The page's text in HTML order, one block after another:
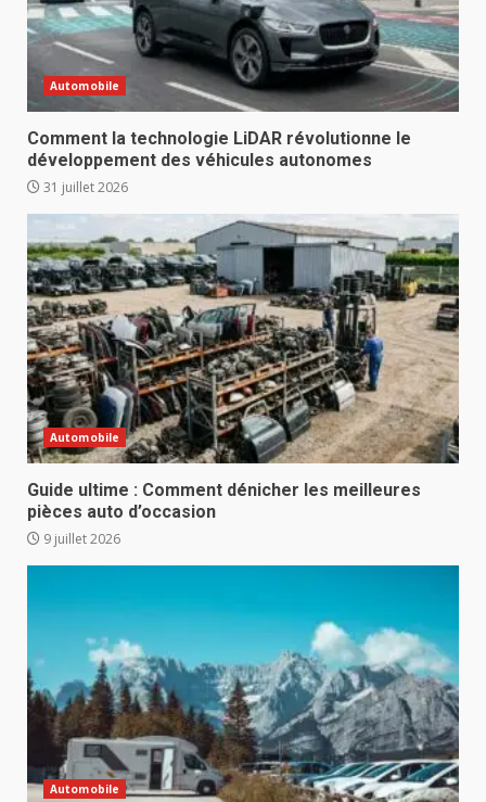
Automobile
Comment la technologie LiDAR révolutionne le
développement des véhicules autonomes
31 juillet 2026
Automobile
Guide ultime : Comment dénicher les meilleures
pièces auto d’occasion
9 juillet 2026
Automobile